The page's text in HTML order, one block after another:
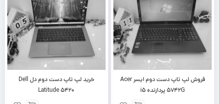
فروش لپ تاپ دست دوم ایسر Acer
5742G پردازنده i5
خرید لپ تاپ دست دوم دل Dell
Latitude 5420